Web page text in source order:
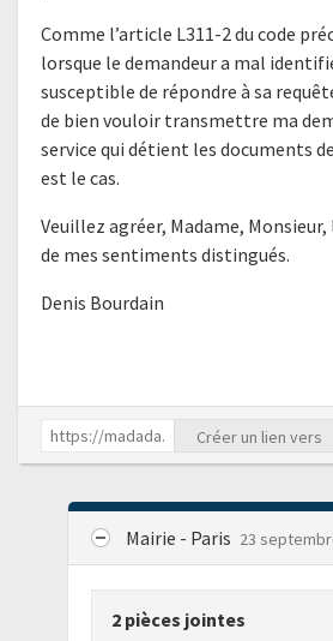
Comme l’article L311-2 du code
lorsque le demandeur a mal
susceptible de répondre à sa
de bien vouloir transmettre ma
service qui détient les documents
est le cas.
Veuillez agréer, Madame,
de mes sentiments distingués.
Denis Bourdain
Créer un lien vers
Mairie - Paris 23
2 pièces jointes